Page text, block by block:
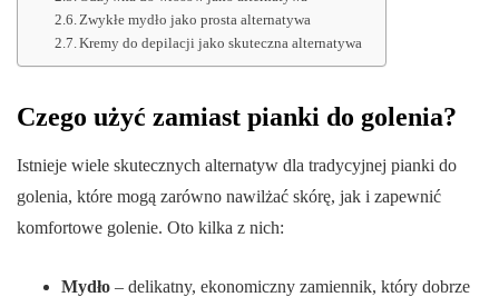
Zwykłe mydło jako prosta alternatywa
Kremy do depilacji jako skuteczna alternatywa
Czego użyć zamiast pianki do golenia?
Istnieje wiele skutecznych alternatyw dla tradycyjnej pianki do
golenia, które mogą zarówno nawilżać skórę, jak i zapewnić
komfortowe golenie. Oto kilka z nich:
Mydło – delikatny, ekonomiczny zamiennik, który dobrze